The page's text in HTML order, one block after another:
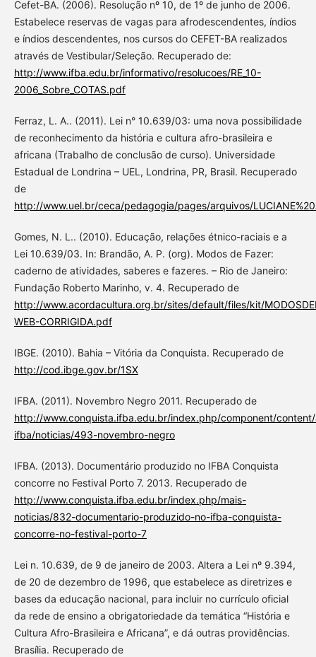
Cefet-BA. (2006). Resolução nº 10, de 1º de junho de 2006.
Estabelece reservas de vagas para afrodescendentes, índios
e índios descendentes, nos cursos do CEFET-BA realizados
através de Vestibular/Seleção. Recuperado de:
http://www.ifba.edu.br/informativo/resolucoes/RE_10-
2006_Sobre_COTAS.pdf
Ferraz, L. A.. (2011). Lei n° 10.639/03: uma nova possibilidade
de reconhecimento da história e cultura afro-brasileira e
africana (Trabalho de conclusão de curso). Universidade
Estadual de Londrina – UEL, Londrina, PR, Brasil. Recuperado
de
http://www.uel.br/ceca/pedagogia/pages/arquivos/
Gomes, N. L.. (2010). Educação, relações étnico-raciais e a
Lei 10.639/03. In: Brandão, A. P. (org). Modos de Fazer:
caderno de atividades, saberes e fazeres. – Rio de Janeiro:
Fundação Roberto Marinho, v. 4. Recuperado de
http://www.acordacultura.org.br/sites/default/files/kit/
WEB-CORRIGIDA.pdf
IBGE. (2010). Bahia – Vitória da Conquista. Recuperado de
http://cod.ibge.gov.br/1SX
IFBA. (2011). Novembro Negro 2011. Recuperado de
http://www.conquista.ifba.edu.br/index.php/component/
ifba/noticias/493-novembro-negro
IFBA. (2013). Documentário produzido no IFBA Conquista
concorre no Festival Porto 7. 2013. Recuperado de
http://www.conquista.ifba.edu.br/index.php/mais-
noticias/832-documentario-produzido-no-ifba-conquista-
concorre-no-festival-porto-7
Lei n. 10.639, de 9 de janeiro de 2003. Altera a Lei nº 9.394,
de 20 de dezembro de 1996, que estabelece as diretrizes e
bases da educação nacional, para incluir no currículo oficial
da rede de ensino a obrigatoriedade da temática “História e
Cultura Afro-Brasileira e Africana”, e dá outras providências.
Brasília. Recuperado de